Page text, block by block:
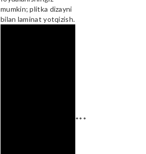
mumkin; plitka dizayni
bilan laminat yotqizish.
***